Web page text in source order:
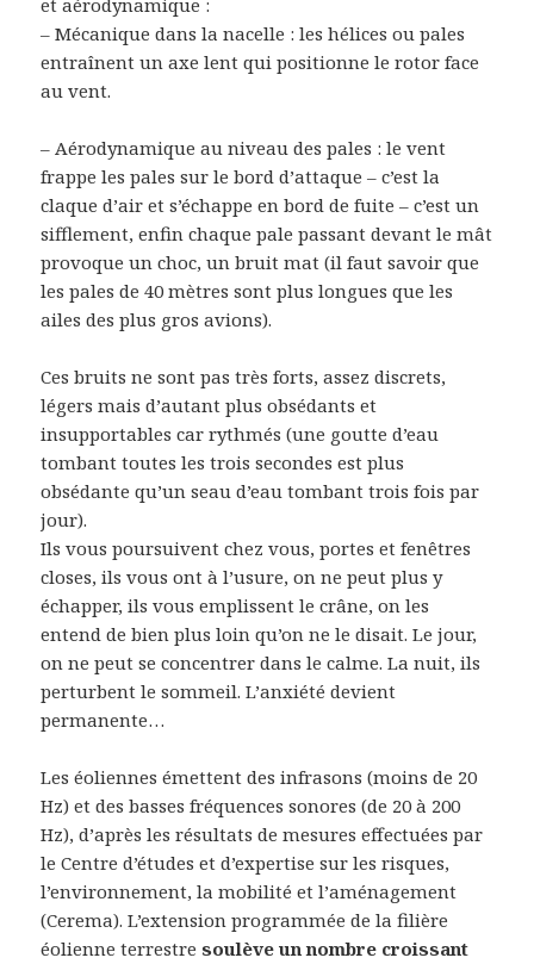
et aérodynamique :
– Mécanique dans la nacelle : les hélices ou pales
entraînent un axe lent qui positionne le rotor face
au vent.
– Aérodynamique au niveau des pales : le vent
frappe les pales sur le bord d’attaque – c’est la
claque d’air et s’échappe en bord de fuite – c’est un
sifflement, enfin chaque pale passant devant le mât
provoque un choc, un bruit mat (il faut savoir que
les pales de 40 mètres sont plus longues que les
ailes des plus gros avions).
Ces bruits ne sont pas très forts, assez discrets,
légers mais d’autant plus obsédants et
insupportables car rythmés (une goutte d’eau
tombant toutes les trois secondes est plus
obsédante qu’un seau d’eau tombant trois fois par
jour).
Ils vous poursuivent chez vous, portes et fenêtres
closes, ils vous ont à l’usure, on ne peut plus y
échapper, ils vous emplissent le crâne, on les
entend de bien plus loin qu’on ne le disait. Le jour,
on ne peut se concentrer dans le calme. La nuit, ils
perturbent le sommeil. L’anxiété devient
permanente…
Les éoliennes émettent des infrasons (moins de 20
Hz) et des basses fréquences sonores (de 20 à 200
Hz), d’après les résultats de mesures effectuées par
le Centre d’études et d’expertise sur les risques,
l’environnement, la mobilité et l’aménagement
(Cerema). L’extension programmée de la filière
éolienne terrestresoulève un nombre croissant